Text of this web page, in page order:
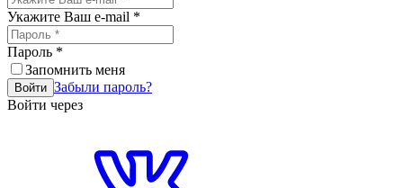
Укажите Ваш e-mail *
Пароль *
Запомнить меня
Войти Забыли пароль?
Войти через